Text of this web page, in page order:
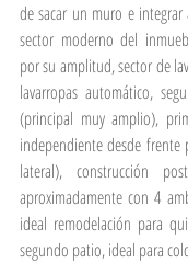
de sacar un muro e
sector moderno del
por su amplitud, sector de
lavarropas automático,
(principal muy amplio),
independiente desde frente
lateral), construcción
aproximadamente con 4
ideal remodelación para
segundo patio, ideal para